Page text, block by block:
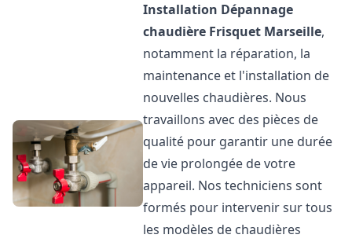
Installation Dépannage
chaudière Frisquet Marseille,
notamment la réparation, la
maintenance et l'installation de
nouvelles chaudières. Nous
travaillons avec des pièces de
qualité pour garantir une durée
de vie prolongée de votre
appareil. Nos techniciens sont
formés pour intervenir sur tous
les modèles de chaudières